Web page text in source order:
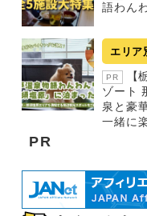
語わん
エリア
PR
【
ゾート
泉と豪
一緒に
PR